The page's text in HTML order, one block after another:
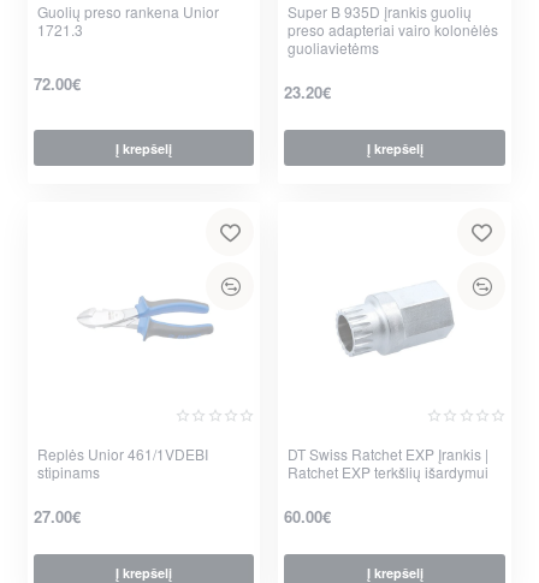
Guolių preso rankena Unior
1721.3
72.00€
Į krepšelį
Super B 935D įrankis guolių
preso adapteriai vairo kolonėlės
guoliavietėms
23.20€
Į krepšelį
Replės Unior 461/1VDEBI
stipinams
27.00€
Į krepšelį
DT Swiss Ratchet EXP Įrankis |
Ratchet EXP terkšlių išardymui
60.00€
Į krepšelį